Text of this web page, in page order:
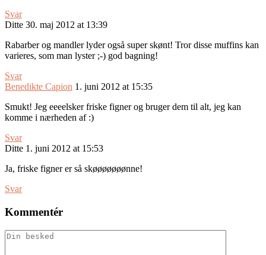
Svar
Ditte 30. maj 2012 at 13:39
Rabarber og mandler lyder også super skønt! Tror disse muffins kan
varieres, som man lyster ;-) god bagning!
Svar
Benedikte Capion 1. juni 2012 at 15:35
Smukt! Jeg eeeelsker friske figner og bruger dem til alt, jeg kan
komme i nærheden af :)
Svar
Ditte 1. juni 2012 at 15:53
Ja, friske figner er så skøøøøøøønne!
Svar
Kommentér